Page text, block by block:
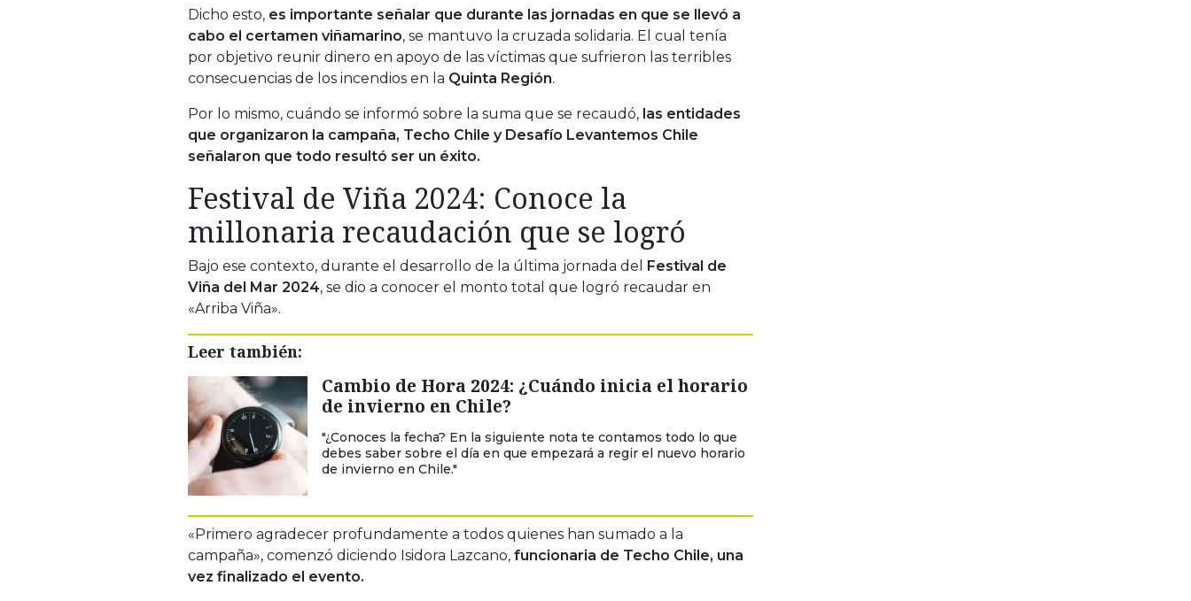
Dicho esto, es importante señalar que durante las jornadas en que se llevó a
cabo el certamen viñamarino, se mantuvo la cruzada solidaria. El cual tenía
por objetivo reunir dinero en apoyo de las víctimas que sufrieron las terribles
consecuencias de los incendios en la Quinta Región.
Por lo mismo, cuándo se informó sobre la suma que se recaudó, las entidades
que organizaron la campaña, Techo Chile y Desafío Levantemos Chile
señalaron que todo resultó ser un éxito.
Festival de Viña 2024: Conoce la
millonaria recaudación que se logró
Bajo ese contexto, durante el desarrollo de la última jornada del Festival de
Viña del Mar 2024, se dio a conocer el monto total que logró recaudar en
«Arriba Viña».
Leer también:
Cambio de Hora 2024: ¿Cuándo inicia el horario
de invierno en Chile?
"¿Conoces la fecha? En la siguiente nota te contamos todo lo que
debes saber sobre el día en que empezará a regir el nuevo horario
de invierno en Chile."
«Primero agradecer profundamente a todos quienes han sumado a la
campaña», comenzó diciendo Isidora Lazcano, funcionaria de Techo Chile, una
vez finalizado el evento.